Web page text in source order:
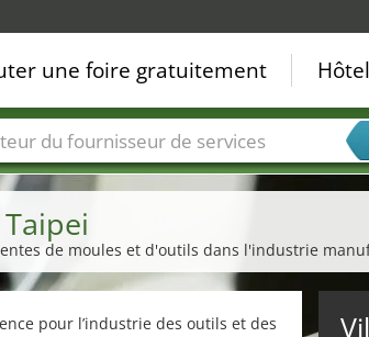
de moules et d'outils dans l'industrie
pour l’industrie des outils et des
une foire gratuitement
du fournisseur de services